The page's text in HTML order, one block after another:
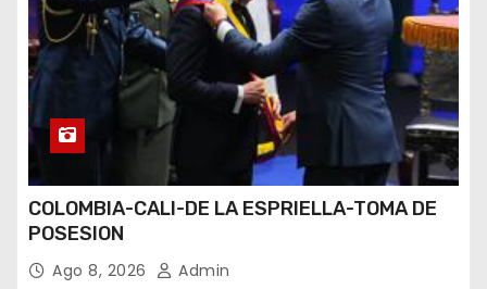
COLOMBIA-CALI-DE LA ESPRIELLA-TOMA DE
POSESION
Ago 8, 2026 Admin